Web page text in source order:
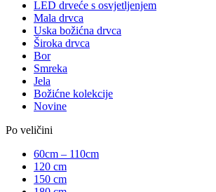
LED drveće s osvjetljenjem
Mala drvca
Uska božićna drvca
Široka drvca
Bor
Smreka
Jela
Božićne kolekcije
Novine
Po veličini
60cm – 110cm
120 cm
150 cm